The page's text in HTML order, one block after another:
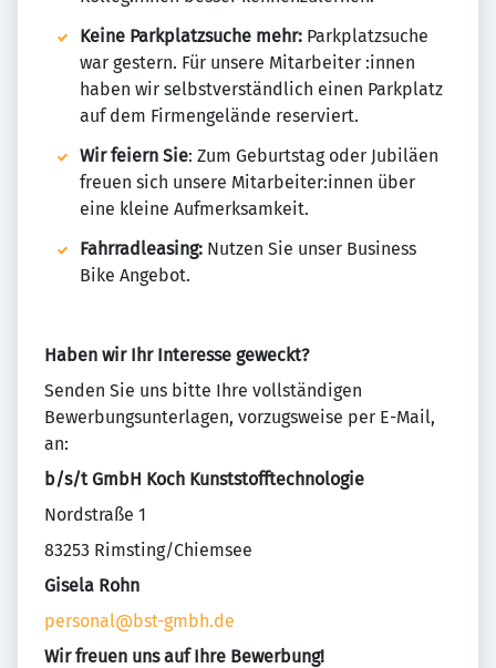
Keine Parkplatzsuche mehr: Parkplatzsuche
war gestern. Für unsere Mitarbeiter :innen
haben wir selbstverständlich einen Parkplatz
auf dem Firmengelände reserviert.
Wir feiern Sie: Zum Geburtstag oder Jubiläen
freuen sich unsere Mitarbeiter:innen über
eine kleine Aufmerksamkeit.
Fahrradleasing: Nutzen Sie unser Business
Bike Angebot.
Haben wir Ihr Interesse geweckt?
Senden Sie uns bitte Ihre vollständigen
Bewerbungsunterlagen, vorzugsweise per E-Mail,
an:
b/s/t GmbH Koch Kunststofftechnologie
Nordstraße 1
83253 Rimsting/Chiemsee
Gisela Rohn
personal@bst-gmbh.de
Wir freuen uns auf Ihre Bewerbung!